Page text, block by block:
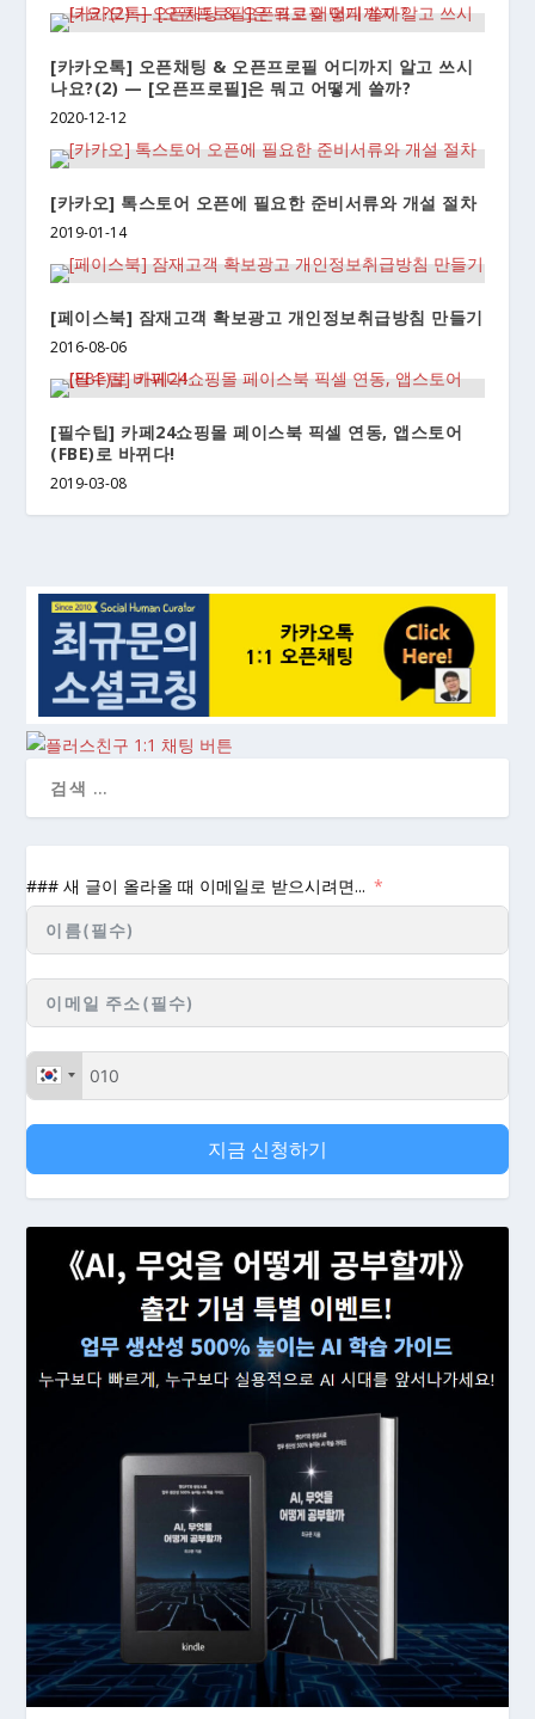
[카카오톡] 오픈채팅 & 오픈프로필 어디까지 알고 쓰시
나요?(2) — [오픈프로필]은 뭐고 어떻게 쓸까?
2020-12-12
[카카오] 톡스토어 오픈에 필요한 준비서류와 개설 절차
2019-01-14
[페이스북] 잠재고객 확보광고 개인정보취급방침 만들기
2016-08-06
[필수팁] 카페24쇼핑몰 페이스북 픽셀 연동, 앱스토어
(FBE)로 바뀌다!
2019-03-08
### 새 글이 올라올 때 이메일로 받으시려면...
지금 신청하기